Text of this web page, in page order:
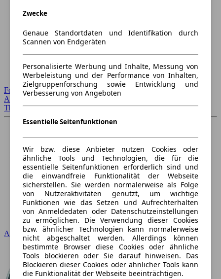
Forum Startseite
Alle Auto-Foren
Themen-Forum
Audi
Zwecke
Genaue Standortdaten und Identifikation durch
Scannen von Endgeräten
Personalisierte Werbung und Inhalte, Messung von
Werbeleistung und der Performance von Inhalten,
Zielgruppenforschung sowie Entwicklung und
Verbesserung von Angeboten
Essentielle Seitenfunktionen
Wir bzw. diese Anbieter nutzen Cookies oder
ähnliche Tools und Technologien, die für die
essentielle Seitenfunktionen erforderlich sind und
die einwandfreie Funktionalität der Webseite
sicherstellen. Sie werden normalerweise als Folge
von Nutzeraktivitäten genutzt, um wichtige
Funktionen wie das Setzen und Aufrechterhalten
von Anmeldedaten oder Datenschutzeinstellungen
zu ermöglichen. Die Verwendung dieser Cookies
bzw. ähnlicher Technologien kann normalerweise
nicht abgeschaltet werden. Allerdings können
bestimmte Browser diese Cookies oder ähnliche
Tools blockieren oder Sie darauf hinweisen. Das
Blockieren dieser Cookies oder ähnlicher Tools kann
die Funktionalität der Webseite beeinträchtigen.